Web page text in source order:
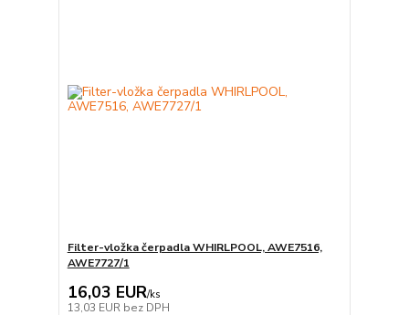
Filter-vložka čerpadla WHIRLPOOL, AWE7516,
AWE7727/1
16,03 EUR/ks
13,03 EUR bez DPH